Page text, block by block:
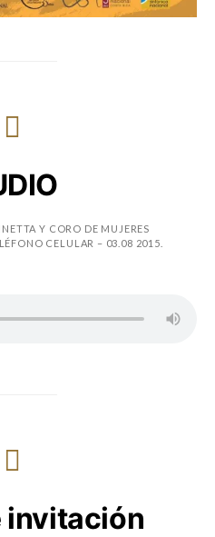
Y CORO DE MUJERES
CELULAR – 03.08 2015.
invitación